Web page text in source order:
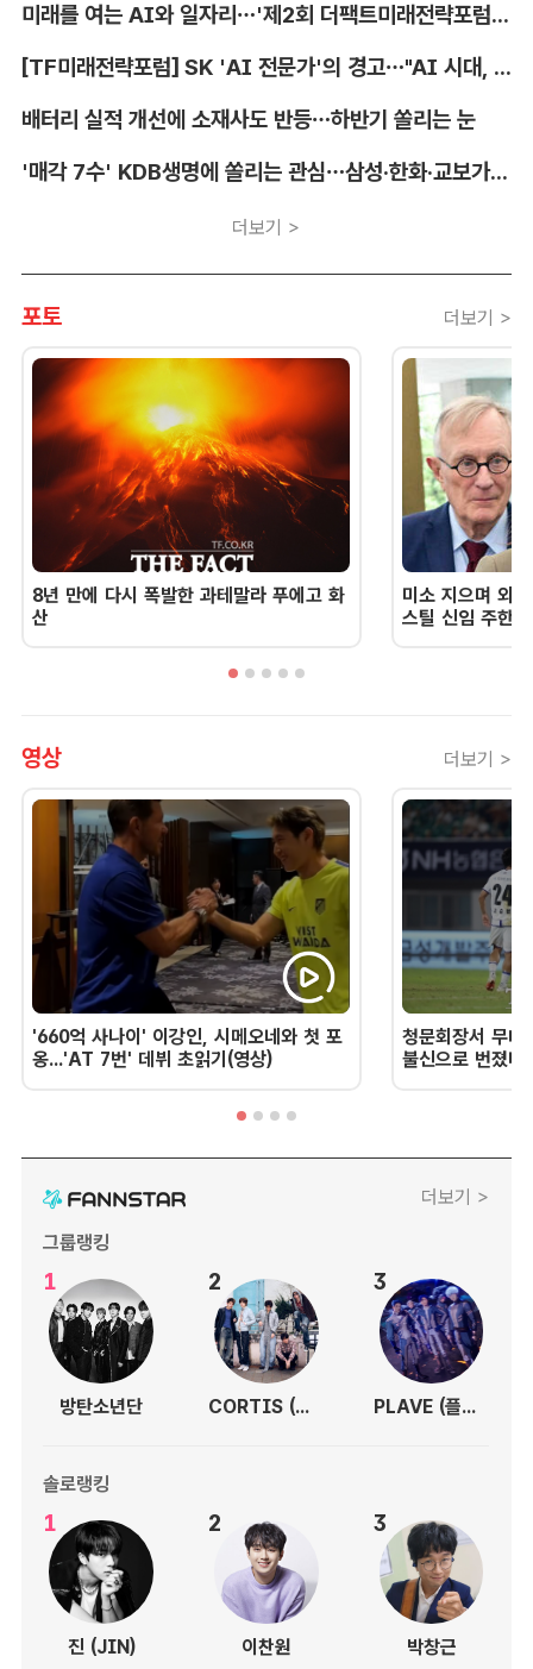
미래를 여는 AI와 일자리…'제2회 더팩트미래전략포럼' 참가 신청
[TF미래전략포럼] SK 'AI 전문가'의 경고…"AI 시대, 인재 격차 더 커진다"
배터리 실적 개선에 소재사도 반등…하반기 쏠리는 눈
'매각 7수' KDB생명에 쏠리는 관심…삼성·한화·교보가 주목하는 이유
더보기 >
포토 더보기 >
8년 만에 다시 폭발한 과테말라 푸에고 화
산
미소 지으며 외
스틸 신임 주한
영상 더보기 >
'660억 사나이' 이강인, 시메오네와 첫 포
옹...'AT 7번' 데뷔 초읽기(영상)
청문회장서 무너
불신으로 번졌
더보기 >
그룹랭킹
1
방탄소년단
2
CORTIS (코르티스)
3
PLAVE (플레이브)
솔로랭킹
1
진 (JIN)
2
이찬원
3
박창근